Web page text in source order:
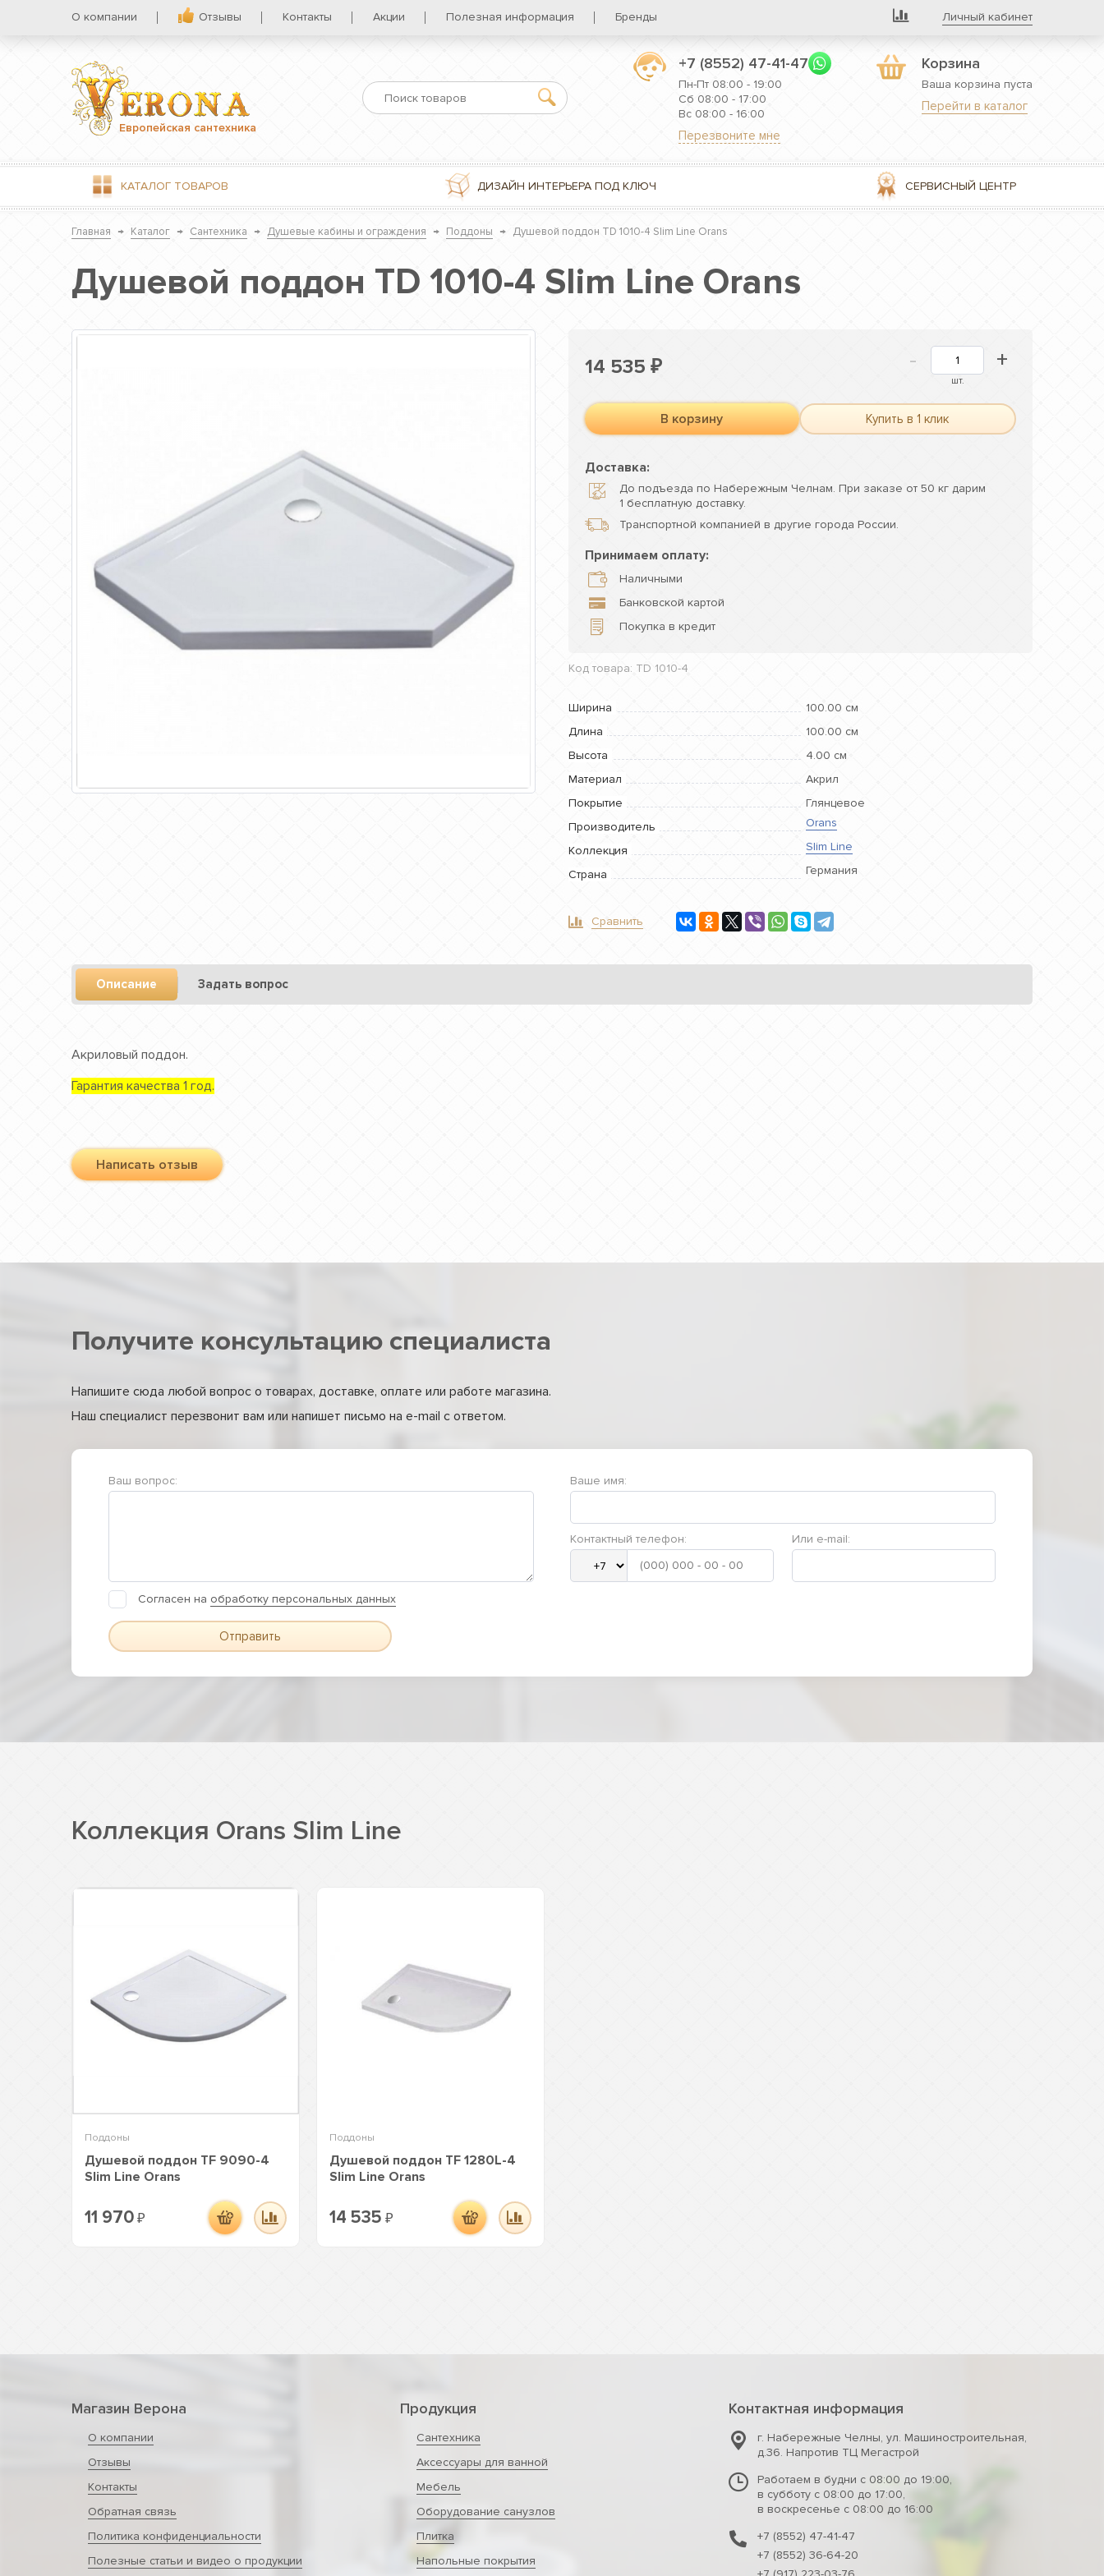
О компании Отзывы Контакты Акции Полезная информация Бренды Личный кабинет
Европейская сантехника
Корзина
Ваша корзина пуста
Перейти в каталог
+7 (8552) 47-41-47
Пн-Пт 08:00 - 19:00
Сб 08:00 - 17:00
Вс 08:00 - 16:00
Перезвоните мне
КАТАЛОГ ТОВАРОВ ДИЗАЙН ИНТЕРЬЕРА ПОД КЛЮЧ СЕРВИСНЫЙ ЦЕНТР
Главная → Каталог → Сантехника → Душевые кабины и ограждения → Поддоны → Душевой поддон TD 1010-4 Slim Line Orans
Душевой поддон TD 1010-4 Slim Line Orans
14 535 ₽ - +
шт.
В корзину Купить в 1 клик
Доставка:
До подъезда по Набережным Челнам. При заказе от 50 кг дарим
1 бесплатную доставку.
Транспортной компанией в другие города России.
Принимаем оплату:
Наличными
Банковской картой
Покупка в кредит
Код товара: TD 1010-4
Ширина
100.00 см
Длина
100.00 см
Высота
4.00 см
Материал
Акрил
Покрытие
Глянцевое
Производитель
Orans
Коллекция
Slim Line
Страна
Германия
Сравнить
Описание Задать вопрос
Акриловый поддон.
Гарантия качества 1 год.
Написать отзыв
Получите консультацию специалиста
Напишите сюда любой вопрос о товарах, доставке, оплате или работе магазина.
Наш специалист перезвонит вам или напишет письмо на e-mail с ответом.
Ваш вопрос: Ваше имя:
Контактный телефон: Или e-mail:
Согласен на обработку персональных данных
Отправить
Коллекция Orans Slim Line
Поддоны
Душевой поддон TF 9090-4
Slim Line Orans
11 970 ₽
Поддоны
Душевой поддон TF 1280L-4
Slim Line Orans
14 535 ₽
Магазин Верона
О компании
Отзывы
Контакты
Обратная связь
Политика конфиденциальности
Полезные статьи и видео о продукции
Продукция
Сантехника
Аксессуары для ванной
Мебель
Оборудование санузлов
Плитка
Напольные покрытия
Контактная информация
г. Набережные Челны, ул. Машиностроительная,
д.36. Напротив ТЦ Мегастрой
Работаем в будни с 08:00 до 19:00,
в субботу с 08:00 до 17:00,
в воскресенье с 08:00 до 16:00
+7 (8552) 47-41-47
+7 (8552) 36-64-20